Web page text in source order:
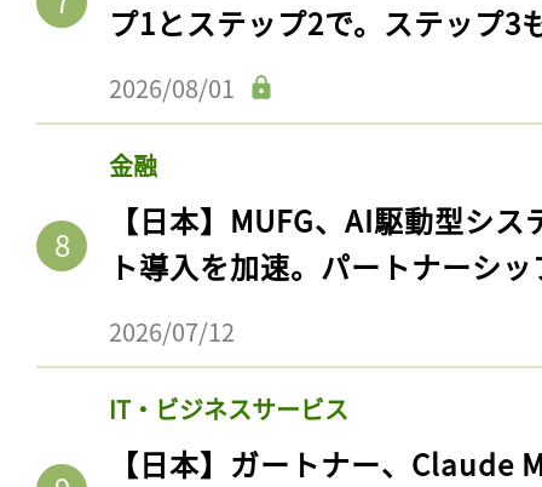
プ1とステップ2で。ステップ3
2026/08/01
金融
【日本】MUFG、AI駆動型シ
ト導入を加速。パートナーシ
2026/07/12
IT・ビジネスサービス
【日本】ガートナー、Claude